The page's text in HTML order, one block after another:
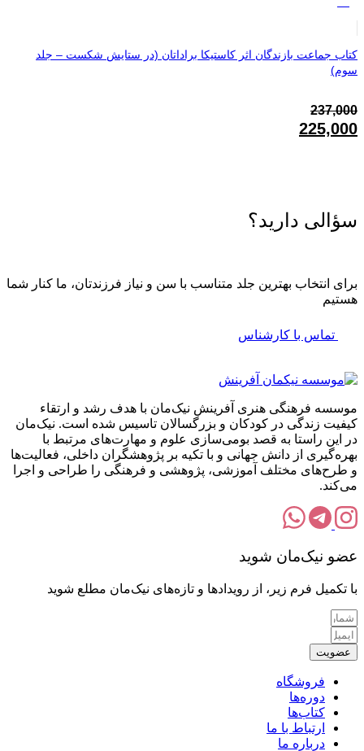
کتاب جماعت بازندگان اثر کاستیکا براداتان (در ستایش شکست – جلد
سوم)
237,000
قیمت
اصلی:
225,000
سؤالی دارید؟
برای انتخاب بهترین جلد متناسب با سن و نیاز فرزندتان، ما کنار شما
هستیم
تماس با کارشناس
موسسه فرهنگی هنری آفرینش نیک‌مان با هدف رشد و ارتقاء
کیفیت زندگی در کودکان و بزرگسالان تاسیس شده است. نیک‌مان
در این راستا به قصد بومی‌سازی علوم و مهارت‌های مرتبط با
بهره‌گیری از دانش جهانی و با تکیه بر پژوهشگران داخلی، فعالیت‌ها
و طرح‌های مختلف آموزشی، پژوهشی و فرهنگی را طراحی و اجرا
می‌کند.
عضو نیک‌مان شوید
با تکمیل فرم زیر، از رویدادها و تازه‌های نیک‌مان مطلع شوید
عضویت
فروشگاه
دوره‌ها
کتاب‌ها
ارتباط با ما
درباره ما